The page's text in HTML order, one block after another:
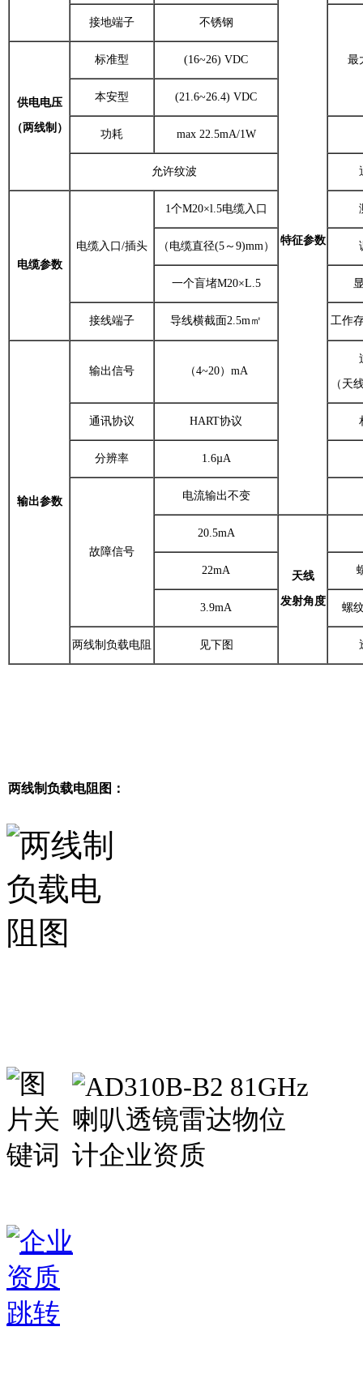
特征参数
接地端子 不锈钢
最
供电电压
（两线制）
标准型 (16~26) VDC
本安型 (21.6~26.4) VDC
功耗 max 22.5mA/1W
允许纹波
电缆参数
电缆入口/插头
1个M20×l.5电缆入口
（电缆直径(5～9)mm）
一个盲堵M20×L.5
接线端子 导线横截面2.5m㎡ 工作
输出参数
输出信号 （4~20）mA
（天
通讯协议 HART协议
分辨率 1.6µA
故障信号
电流输出不变
20.5mA
天线
发射角度
22mA
3.9mA 螺
两线制负载电阻 见下图
两线制负载电阻图：